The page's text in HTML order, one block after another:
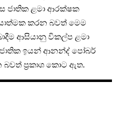
ජාතික ළමා ආරක්ෂක
කරන බවත් මෙම
ආසියානු විකල්ප ළමා
ඉයන් ආනන්ද් පෝබර්
ප්‍රකාශ කොට ඇත.